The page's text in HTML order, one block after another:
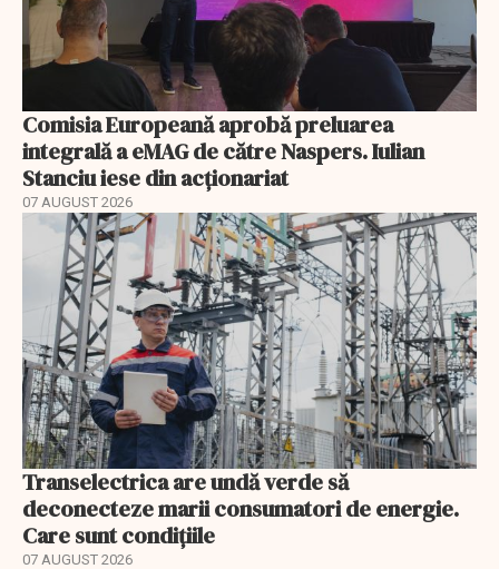
Comisia Europeană aprobă preluarea
integrală a eMAG de către Naspers. Iulian
Stanciu iese din acționariat
07 AUGUST 2026
Transelectrica are undă verde să
deconecteze marii consumatori de energie.
Care sunt condițiile
07 AUGUST 2026